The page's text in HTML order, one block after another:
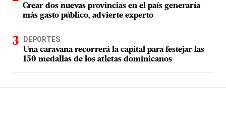
Crear dos nuevas provincias en el país generaría
más gasto público, advierte experto
DEPORTES
Una caravana recorrerá la capital para festejar las
150 medallas de los atletas dominicanos